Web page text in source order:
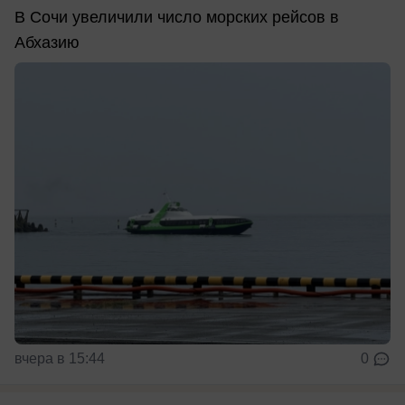
В Сочи увеличили число морских рейсов в
Абхазию
вчера в 15:44 0